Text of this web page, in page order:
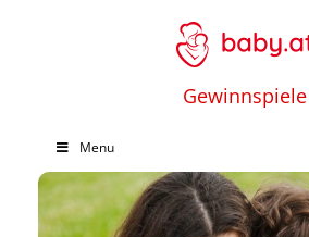
Gewinnspiele
Menu